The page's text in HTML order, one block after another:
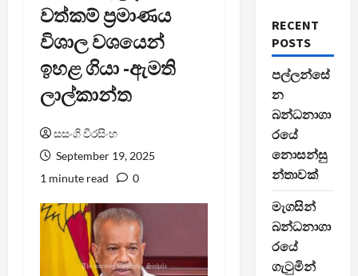
වත්කම් ප්‍රමාණය
විශාල වශයෙන්
ඉහළ ගියා -ඇමති
ලාල්කාන්ත
සසංගි වීරසිංහ
September 19, 2025
1 minute read
0
RECENT
POSTS
පල්ලන්සේ
න
බන්ධනාගා
රයේ
නොසන්සු
න්තාවක්
මැගසින්
බන්ධනාගා
රයේ
ගැටුමින්